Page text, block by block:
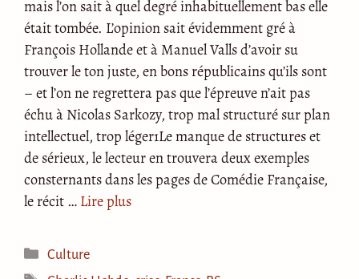
mais l’on sait à quel degré inhabituellement bas elle
était tombée. L’opinion sait évidemment gré à
François Hollande et à Manuel Valls d’avoir su
trouver le ton juste, en bons républicains qu’ils sont
– et l’on ne regrettera pas que l’épreuve n’ait pas
échu à Nicolas Sarkozy, trop mal structuré sur plan
intellectuel, trop léger1Le manque de structures et
de sérieux, le lecteur en trouvera deux exemples
consternants dans les pages de Comédie Française,
le récit … Lire plus
Catégories
Culture